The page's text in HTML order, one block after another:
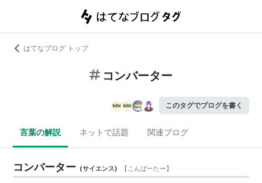
はてなブログ トップ
コンバーター
このタグでブログを書く
言葉の解説 ネットで話題 関連ブログ
コンバーター (サイエンス) 【こんばーたー】